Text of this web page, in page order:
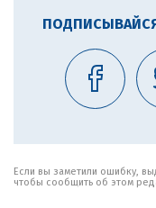
Если вы заметили ошибку,
чтобы сообщить об этом